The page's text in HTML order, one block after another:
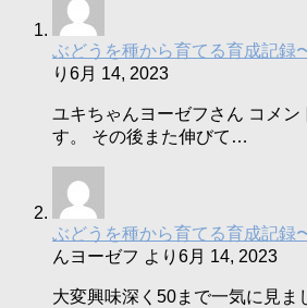
ぶどうを種から育てる育成記録
り 6月 14, 2023
ユキちゃんヨーゼフさん コメン
す。 その後また伸びて…
ぶどうを種から育てる育成記録
んヨーゼフ より 6月 14, 2023
大変興味深く50まで一気に見